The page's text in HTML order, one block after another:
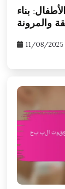
بناء
والمرونة
11/08/2025